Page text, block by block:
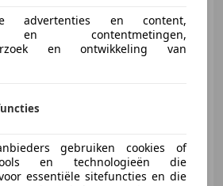
km Benzine 142 kW (193 PK)
advertenties en content,
en contentmetingen,
en ontwikkeling van
gebruiken cookies of
en technologieën die
essentiële sitefuncties en die